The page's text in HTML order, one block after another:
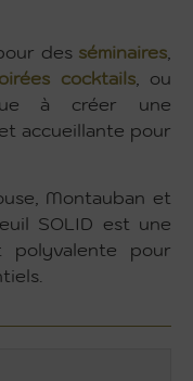
des séminaires
cocktails, ou
à créer une
accueillante pour
Montauban et
SOLID est une
polyvalente pour